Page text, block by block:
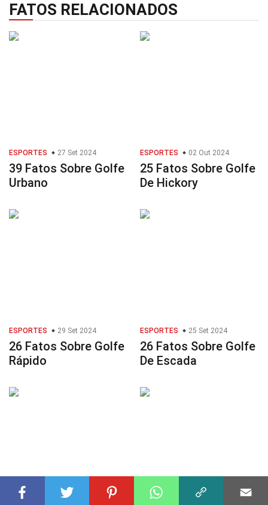
FATOS RELACIONADOS
ESPORTES 27 Set 2024
39 Fatos Sobre Golfe
Urbano
ESPORTES 02 Out 2024
25 Fatos Sobre Golfe
De Hickory
ESPORTES 29 Set 2024
26 Fatos Sobre Golfe
Rápido
ESPORTES 25 Set 2024
26 Fatos Sobre Golfe
De Escada